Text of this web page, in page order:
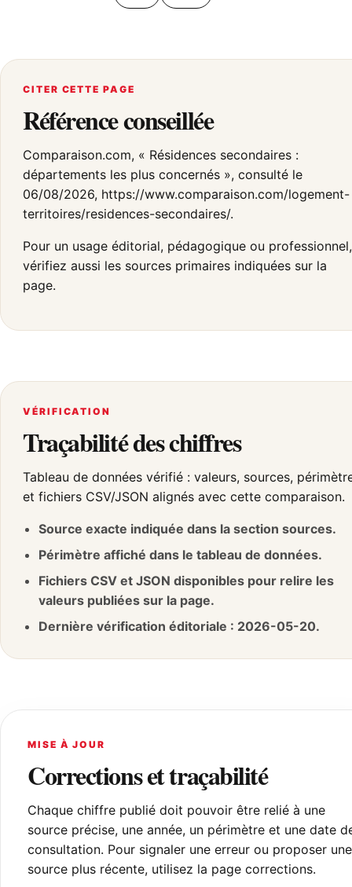
CITER CETTE PAGE
Référence conseillée
Comparaison.com, « Résidences secondaires :
départements les plus concernés », consulté le
06/08/2026, https://www.comparaison.com/logement-
territoires/residences-secondaires/.
Pour un usage éditorial, pédagogique ou professionnel,
vérifiez aussi les sources primaires indiquées sur la
page.
VÉRIFICATION
Traçabilité des chiffres
Tableau de données vérifié : valeurs, sources,
et fichiers CSV/JSON alignés avec cette comparaison.
Source exacte indiquée dans la section sources.
Périmètre affiché dans le tableau de données.
Fichiers CSV et JSON disponibles pour relire les
valeurs publiées sur la page.
Dernière vérification éditoriale : 2026-05-20.
MISE À JOUR
Corrections et traçabilité
Chaque chiffre publié doit pouvoir être relié à une
source précise, une année, un périmètre et une date
consultation. Pour signaler une erreur ou proposer une
source plus récente, utilisez la page corrections.